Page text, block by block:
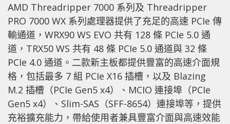
AMD Threadripper 7000 系列及 Threadripper
PRO 7000 WX 系列處理器提供了充足的高速 PCIe 傳
輸通道，WRX90 WS EVO 共有 128 條 PCIe 5.0 通
道，TRX50 WS 共有 48 條 PCIe 5.0 通道與 32 條
PCIe 4.0 通道。二款新主板都提供豐富的高速介面規
格，包括最多 7 組 PCIe X16 插槽，以及 Blazing
M.2 插槽（PCIe Gen5 x4）、MCIO 連接埠（PCIe
Gen5 x4）、Slim-SAS（SFF-8654）連接埠等，提供
充裕擴充能力，帶給使用者兼具豐富介面與高速效能